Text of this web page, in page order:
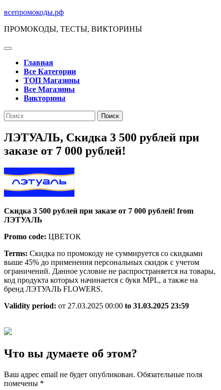
Перейти
содержимому
всепромокоды.рф
ПРОМОКОДЫ, ТЕСТЫ, ВИКТОРИНЫ
Кнопка
ОткрытьГлавная
Все Категории
ТОП Магазины
Все Магазины
Викторины
Кнопка
Закрыть
Поиск
по:
ЛЭТУАЛЬ, Скидка 3 500 рублей при
заказе от 7 000 рублей!
Скидка 3 500 рублей при заказе от 7 000 рублей! from
ЛЭТУАЛЬ
Promo code: ЦВЕТОК
Terms: Скидка по промокоду не суммируется со скидками
выше 45% до применения персональных скидок с учетом
ограничений. Данное условие не распространяется на товары,
код продукта которых начинается с букв MPL, а также на
бренд ЛЭТУАЛЬ FLOWERS.
Validity period: от 27.03.2025 00:00 to 31.03.2025 23:59
Что вы думаете об этом?
Ваш адрес email не будет опубликован. Обязательные поля
помечены *